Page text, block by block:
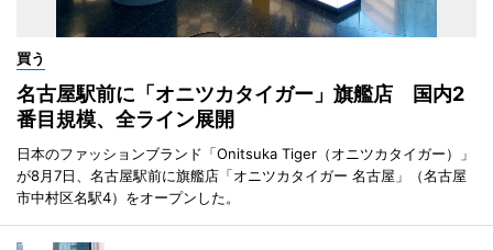
買う
名古屋駅前に「オニツカタイガー」旗艦店 国内2
番目規模、全ライン展開
日本のファッションブランド「Onitsuka Tiger（オニツカタイガー）」
が8月7日、名古屋駅前に旗艦店「オニツカタイガー 名古屋」（名古屋
市中村区名駅4）をオープンした。